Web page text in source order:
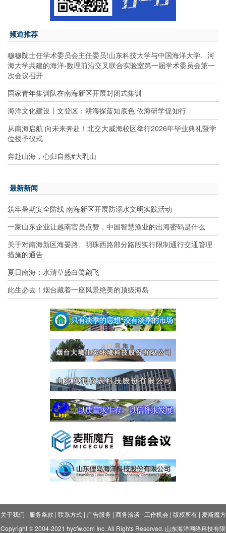
频道推荐
穆穆院士任学术委员会主任委员!山东科技大学与中国海洋大学、河
海大学共建的海洋-数理前沿交叉联合实验室第一届学术委员会第一
次会议召开
国家青年集训队在南海新区开展封闭式集训
海洋文化建设丨文登区：耕海探蓝知底色 依海研学促知行
从南海启航 向未来奔赴！北交大威海校区举行2026年毕业典礼暨学
位授予仪式
奔赴山海，心归自然#大乳山
最新新闻
筑牢暑期安全防线 南海新区开展防溺水文明实践活动
一家山东企业让越南官员点赞，中国智慧渔业的出海密码是什么
关于对南海新区海晏路、明珠西路部分路段实行限制通行交通管理
措施的通告
夏日南海：水清草盛白鹭翩飞
此生必去！烟台藏着一座风景绝美的顶级海岛
关于我们 | 服务条款 | 联系方式| 广告服务 | 商务洽谈 | 工作机会| 版权所有| 麦斯魔方
Copyright © 2004-2021 hycfw.com Inc. All Rights Reserved. 山东海洋网络科技有限